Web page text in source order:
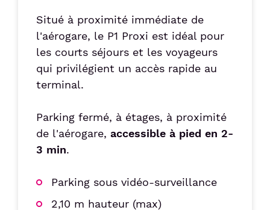
Situé à proximité immédiate de
l'aérogare, le P1 Proxi est idéal pour
les courts séjours et les voyageurs
qui privilégient un accès rapide au
terminal.
Parking fermé, à étages, à proximité
de l'aérogare, accessible à pied en 2-
3 min.
Parking sous vidéo-surveillance
2,10 m hauteur (max)